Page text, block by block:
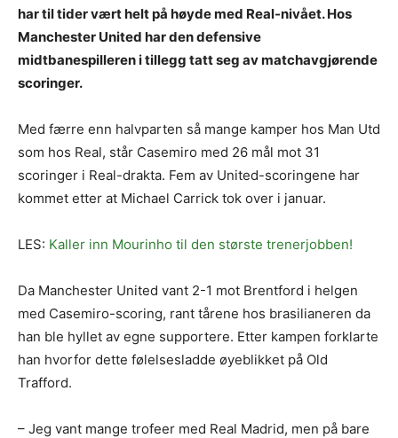
har til tider vært helt på høyde med Real-nivået. Hos
Manchester United har den defensive
midtbanespilleren i tillegg tatt seg av matchavgjørende
scoringer.
Med færre enn halvparten så mange kamper hos Man Utd
som hos Real, står Casemiro med 26 mål mot 31
scoringer i Real-drakta. Fem av United-scoringene har
kommet etter at Michael Carrick tok over i januar.
LES: Kaller inn Mourinho til den største trenerjobben!
Da Manchester United vant 2-1 mot Brentford i helgen
med Casemiro-scoring, rant tårene hos brasilianeren da
han ble hyllet av egne supportere. Etter kampen forklarte
han hvorfor dette følelsesladde øyeblikket på Old
Trafford.
– Jeg vant mange trofeer med Real Madrid, men på bare